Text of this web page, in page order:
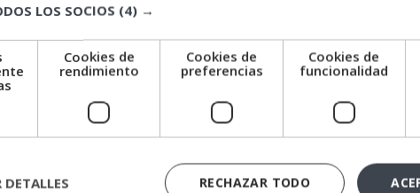
LOS SOCIOS (4) →
Cookies de
rendimiento
Cookies de
preferencias
Cookies de
funcionalidad
RECHAZAR TODO